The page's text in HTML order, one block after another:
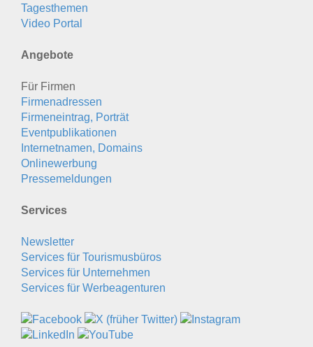
Tagesthemen
Video Portal
Angebote
Für Firmen
Firmenadressen
Firmeneintrag, Porträt
Eventpublikationen
Internetnamen, Domains
Onlinewerbung
Pressemeldungen
Services
Newsletter
Services für Tourismusbüros
Services für Unternehmen
Services für Werbeagenturen